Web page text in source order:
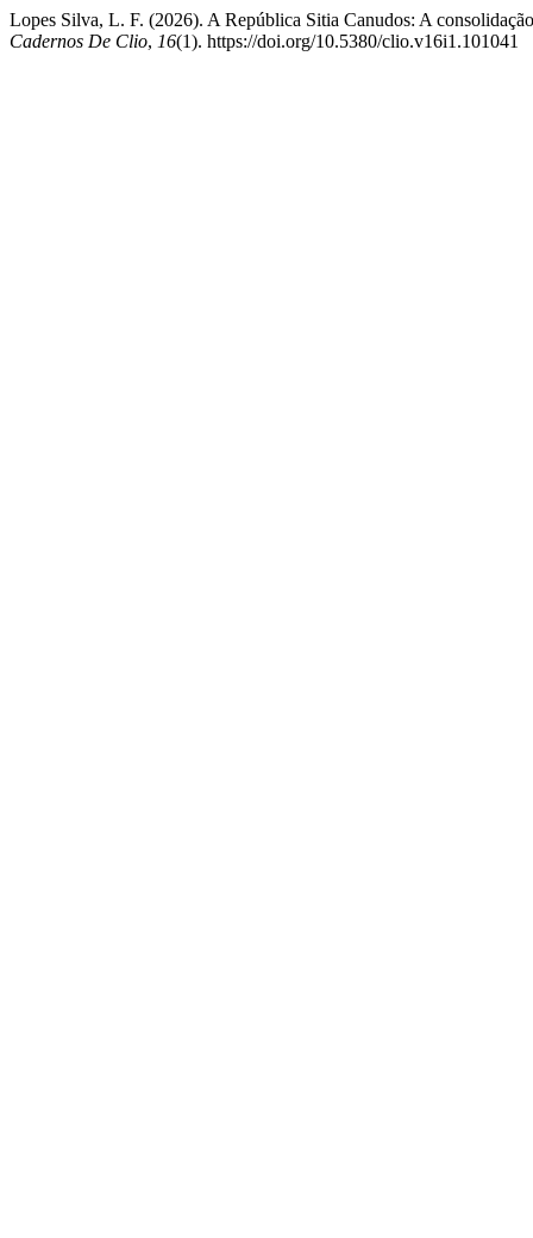
Lopes Silva, L. F. (2026). A República Sitia Canudos: A
Cadernos De Clio, 16(1). https://doi.org/10.5380/clio.v16i1.101041